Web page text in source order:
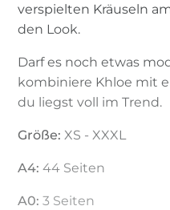
verspielten Kräuseln
den Look.
Darf es noch etwas
kombiniere Khloe mit
du liegst voll im Trend.
Größe: XS - XXXL
A4: 44 Seiten
A0: 3 Seiten